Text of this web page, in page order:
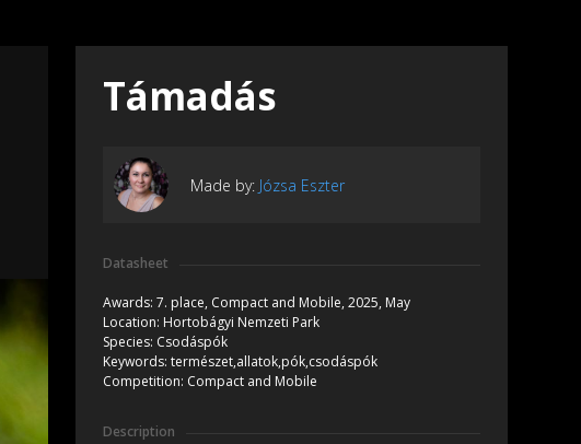
Támadás
Made by: Józsa Eszter
Datasheet
Awards: 7. place, Compact and Mobile, 2025, May
Location: Hortobágyi Nemzeti Park
Species: Csodáspók
Keywords: természet,allatok,pók,csodáspók
Competition: Compact and Mobile
Description